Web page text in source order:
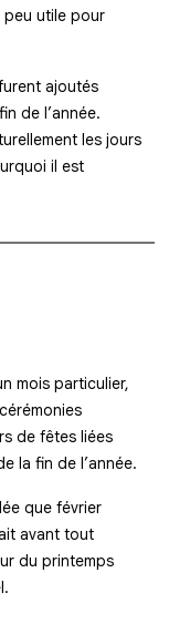
utile pour
ajoutés
de l’année.
les jours
il est
mois particulier,
de fêtes liées
la fin de l’année.
que février
avant tout
du printemps